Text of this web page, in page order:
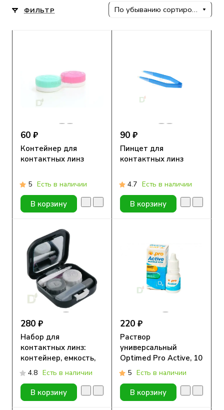
ФИЛЬТР По убыванию сортировки
60 ₽
Контейнер для
контактных линз
5 Есть в наличии
В корзину
90 ₽
Пинцет для
контактных линз
4.7 Есть в наличии
В корзину
280 ₽
Набор для
контактных линз:
контейнер, емкость,
пинцет
4.8 Есть в наличии
В корзину
220 ₽
Раствор
универсальный
Optimed Pro Active, 10
мл5 Есть в наличии
В корзину